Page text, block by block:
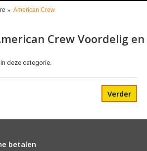
American Crew
Crew Voordelig
deze categorie.
Verder
betalen